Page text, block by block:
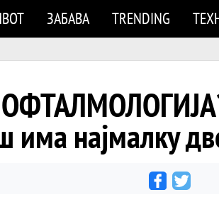
ЗАБАВА TRENDING
има најмалку